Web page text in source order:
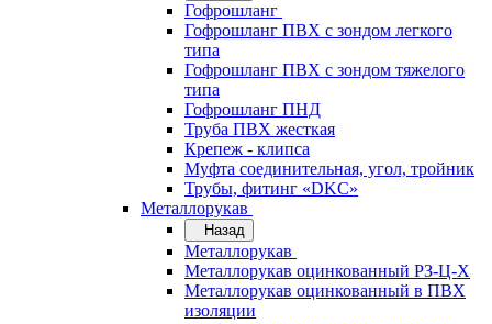
Гофрошланг
Гофрошланг ПВХ с зондом легкого
типа
Гофрошланг ПВХ с зондом тяжелого
типа
Гофрошланг ПНД
Труба ПВХ жесткая
Крепеж - клипса
Муфта соединительная, угол, тройник
Трубы, фитинг «DKC»
Металлорукав
Назад
Металлорукав
Металлорукав оцинкованный РЗ-Ц-Х
Металлорукав оцинкованный в ПВХ
изоляции